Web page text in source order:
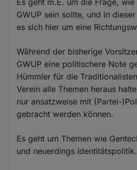
Es geht m.E. um die Frage,
GWUP sein sollte, und in
es sich hier um eine
Während der bisherige
GWUP eine politischere Note
Hümmler für die
Verein alle Themen heraus
nur ansatzweise mit (Partei-
gebracht werden können.
Es geht um Themen wie
und neuerdings Identitätspolitik.